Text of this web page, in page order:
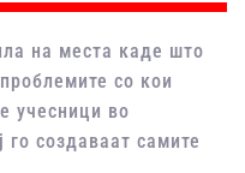
на места каде што
со кои
учесници во
го создаваат самите